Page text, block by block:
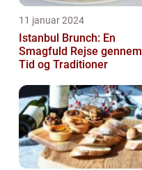
11 januar 2024
Istanbul Brunch: En
Smagfuld Rejse gennem
Tid og Traditioner